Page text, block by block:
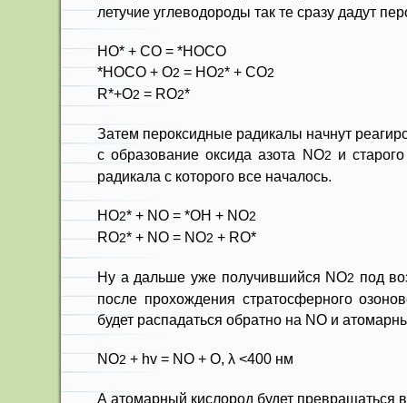
летучие углеводороды так те сразу дадут
HO* + CO = *НОСО
*НОСО + О2 = НО2* + СО2
R*+O2 = RO2*
Затем пероксидные радикалы начнут
c образование оксида азота NO2 и
радикала с которого все началось.
НО2* + NO = *OH + NO2
RO2* + NO = NO2 + RO*
Ну а дальше уже получившийся NO2 под
после прохождения стратосферного
будет распадаться обратно на NO и
NO2 + hv = NO + O, λ <400 нм
А атомарный кислород будет превращаться